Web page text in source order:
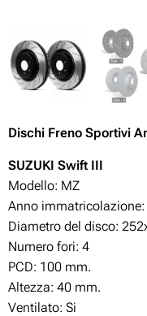
Dischi Freno Sportivi
SUZUKI Swift III
Modello: MZ
Anno
Diametro del disco:
Numero fori: 4
PCD: 100 mm.
Altezza: 40 mm.
Ventilato: Si